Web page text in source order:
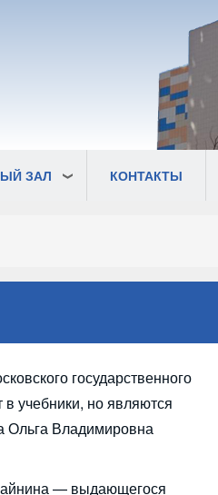
ЗАЛ КОНТАКТЫ
государственного
учебники, но являются
Ольга Владимировна
— выдающегося